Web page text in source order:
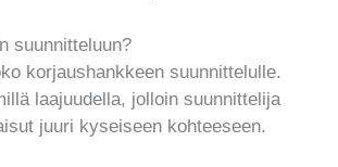
suunnitteluun?
korjaushankkeen suunnittelulle.
laajuudella, jolloin suunnittelija
juuri kyseiseen kohteeseen.